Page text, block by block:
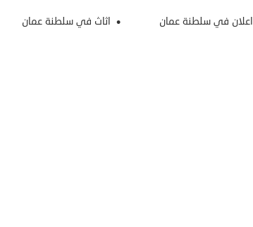
اعلان في سلطنة عمان اثاث في سلطنة عمان